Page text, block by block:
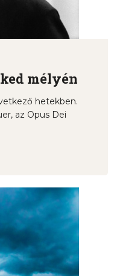
mélyén
hetekben.
az Opus Dei